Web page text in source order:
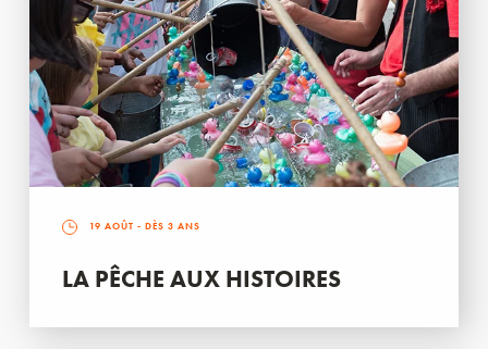
19 AOÛT - DÈS 3 ANS
LA PÊCHE AUX HISTOIRES